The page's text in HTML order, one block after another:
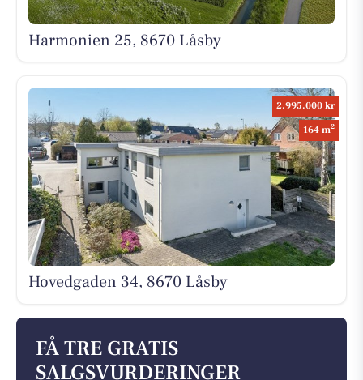
Harmonien 25, 8670 Låsby
2.995.000 kr
164 m2
Hovedgaden 34, 8670 Låsby
FÅ TRE GRATIS
SALGSVURDERINGER